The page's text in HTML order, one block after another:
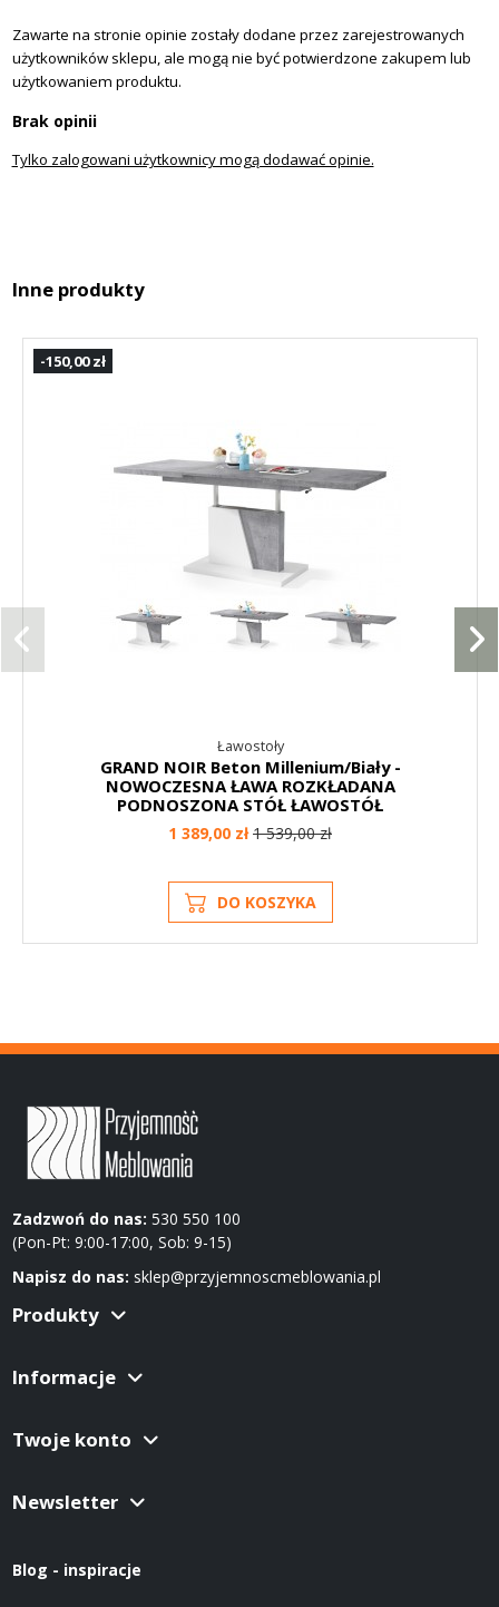
Zawarte na stronie opinie zostały dodane przez zarejestrowanych
użytkowników sklepu, ale mogą nie być potwierdzone zakupem lub
użytkowaniem produktu.
Brak opinii
Tylko zalogowani użytkownicy mogą dodawać opinie.
Inne produkty
-150,00 zł
Ławostoły
GRAND NOIR Beton Millenium/Biały -
NOWOCZESNA ŁAWA ROZKŁADANA
PODNOSZONA STÓŁ ŁAWOSTÓŁ
1 389,00 zł1 539,00 zł
DO KOSZYKA
Zadzwoń do nas: 530 550 100
(Pon-Pt: 9:00-17:00, Sob: 9-15)
Napisz do nas: sklep@przyjemnoscmeblowania.pl
Produkty
Informacje
Twoje konto
Newsletter
Blog - inspiracje